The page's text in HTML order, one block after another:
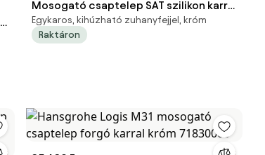
Mosogató csaptelep SAT szilikon karral
fehér/króm SATBSD290B2F
Egykaros, kihúzható zuhanyfejjel, króm
Raktáron